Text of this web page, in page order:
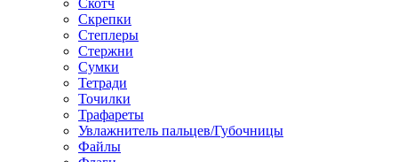
Скотч
Скрепки
Степлеры
Стержни
Сумки
Тетради
Точилки
Трафареты
Увлажнитель пальцев/Губочницы
Файлы